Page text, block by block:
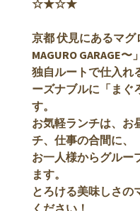
☆★☆★
京都 伏見にあるマ
MAGURO GARAGE〜
独自ルートで仕入れ
ーズナブルに「まぐ
す。
お気軽ランチは、お
チ、仕事の合間に、
お一人様からグルー
ます。
とろける美味しさの
ください！